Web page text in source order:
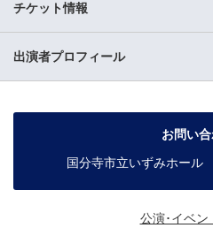
チケット情報
出演者プロフィール
お問い
国分寺市立いずみホー
公演･イベン